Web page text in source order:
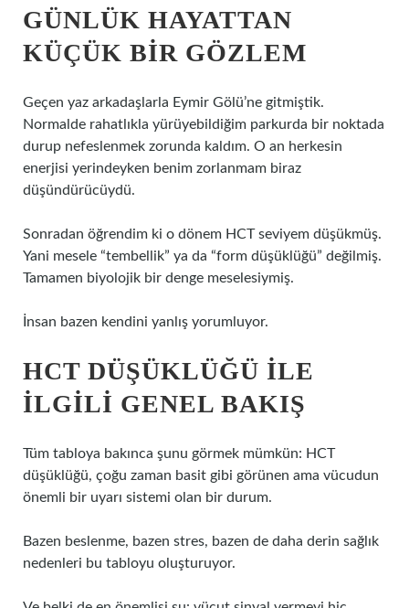
GÜNLÜK HAYATTAN
KÜÇÜK BIR GÖZLEM
Geçen yaz arkadaşlarla Eymir Gölü’ne gitmiştik.
Normalde rahatlıkla yürüyebildiğim parkurda bir noktada
durup nefeslenmek zorunda kaldım. O an herkesin
enerjisi yerindeyken benim zorlanmam biraz
düşündürücüydü.
Sonradan öğrendim ki o dönem HCT seviyem düşükmüş.
Yani mesele “tembellik” ya da “form düşüklüğü” değilmiş.
Tamamen biyolojik bir denge meselesiymiş.
İnsan bazen kendini yanlış yorumluyor.
HCT DÜŞÜKLÜĞÜ ILE
ILGILI GENEL BAKIŞ
Tüm tabloya bakınca şunu görmek mümkün: HCT
düşüklüğü, çoğu zaman basit gibi görünen ama vücudun
önemli bir uyarı sistemi olan bir durum.
Bazen beslenme, bazen stres, bazen de daha derin sağlık
nedenleri bu tabloyu oluşturuyor.